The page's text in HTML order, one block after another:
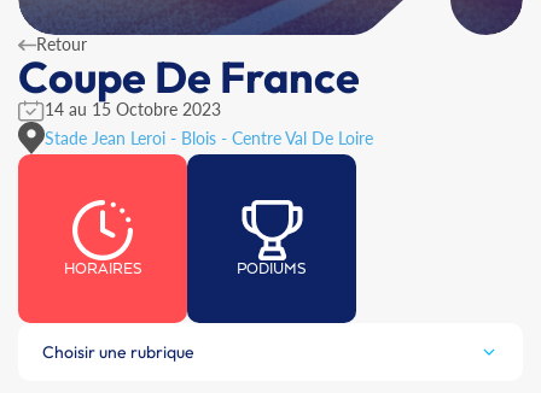
Retour
Coupe De France
14 au 15 Octobre 2023
Stade Jean Leroi - Blois - Centre Val De Loire
HORAIRES PODIUMS
Choisir une rubrique